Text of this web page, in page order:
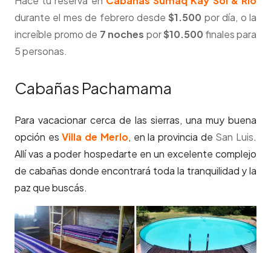
durante el mes de febrero desde $1.500 por día, o la
increíble promo de 7 noches por$10.500 finales para
5 personas.
Cabañas Pachamama
Para vacacionar cerca de las sierras, una muy buena
opción esVilla de Merlo, en la provincia de San Luis.
Allí vas a poder hospedarte en un excelente complejo
de cabañas donde encontrará toda la tranquilidad y la
paz que buscás.